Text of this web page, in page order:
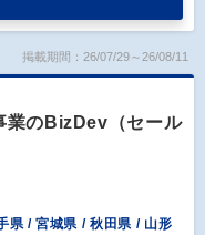
掲載期間：26/07/29～26/08/11
業のBizDev（セール
県 / 宮城県 / 秋田県 / 山形